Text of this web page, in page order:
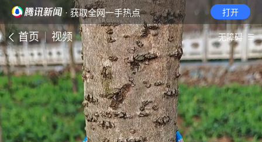
· 获取全网一手热点 打开
首页 视频 无障碍